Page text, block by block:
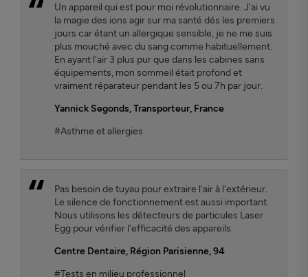
Un appareil qui est pour moi révolutionnaire. J'ai vu
la magie des ions agir sur ma santé dés les premiers
jours car étant un allergique sensible, je ne me suis
plus mouché avec du sang comme habituellement.
En ayant l'air 3 plus pur que dans les cabines sans
équipements, mon sommeil était profond et
vraiment réparateur pendant les 5 ou 7h par jour.
Yannick Segonds, Transporteur, France
#Asthme et allergies
Pas besoin de tuyau pour extraire l'air à l'extérieur.
Le silence de fonctionnement est aussi important.
Nous utilisons les détecteurs de particules Laser
Egg pour vérifier l'efficacité des appareils.
Centre Dentaire, Région Parisienne, 94
#Tests en milieu professionnel